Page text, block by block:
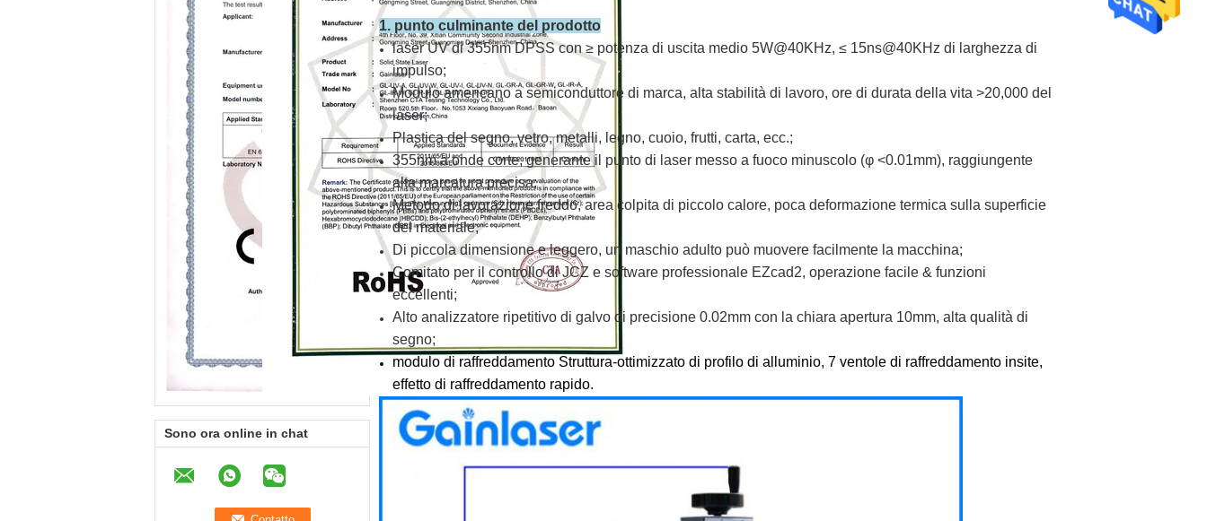
Sono ora online in chat
1. punto culminante del prodotto
laser UV di 355nm DPSS con ≥ potenza di uscita medio 5W@40KHz, ≤ 15ns@40KHz di larghezza di
impulso;
Modulo americano a semiconduttore di marca, alta stabilità di lavoro, ore di durata della vita >20,000 del
laser;
Plastica del segno, vetro, metalli, legno, cuoio, frutti, carta, ecc.;
355nm a onde corte, generante il punto di laser messo a fuoco minuscolo (φ <0.01mm), raggiungente
alta marcatura precisa;
Metodo di lavorazione freddo, area colpita di piccolo calore, poca deformazione termica sulla superficie
del materiale;
Di piccola dimensione e leggero, un maschio adulto può muovere facilmente la macchina;
Comitato per il controllo di JCZ e software professionale EZcad2, operazione facile & funzioni
eccellenti;
Alto analizzatore ripetitivo di galvo di precisione 0.02mm con la chiara apertura 10mm, alta qualità di
segno;
modulo di raffreddamento Struttura-ottimizzato di profilo di alluminio, 7 ventole di raffreddamento insite,
effetto di raffreddamento rapido.